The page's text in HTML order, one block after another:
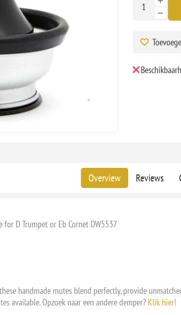
Overview Reviews
for D Trumpet or Eb Cornet DW5537
handmade mutes blend perfectly, provide
available. Opzoek naar een andere demper? Klik hier!